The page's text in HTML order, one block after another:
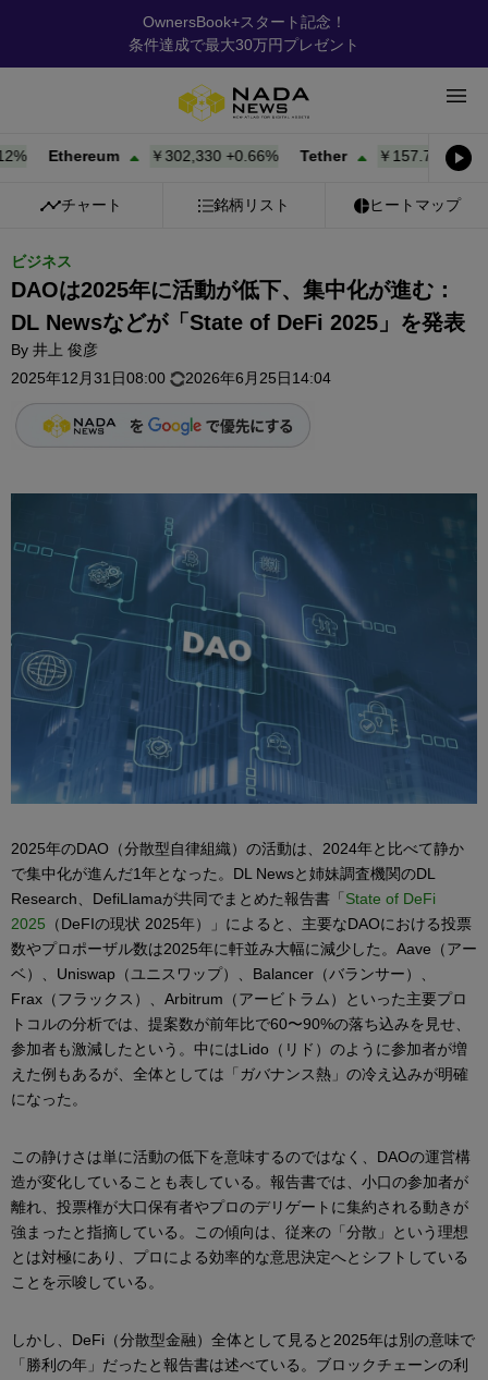
OwnersBook+スタート記念！
条件達成で最大30万円プレゼント
Ethereum ￥302,330+0.66% Tether ￥157.75+0.03%
チャート 銘柄リスト ヒートマップ
ビジネス
DAOは2025年に活動が低下、集中化が進む：
DL Newsなどが「State of DeFi 2025」を発表
By 井上 俊彦
2025年12月31日08:00
2026年6月25日14:04
2025年のDAO（分散型自律組織）の活動は、2024年と比べて静か
で集中化が進んだ1年となった。DL Newsと姉妹調査機関のDL
Research、DefiLlamaが共同でまとめた報告書「 State of DeFi
2025 （DeFIの現状 2025年）」によると、主要なDAOにおける投票
数やプロポーザル数は2025年に軒並み大幅に減少した。Aave（アー
ベ）、Uniswap（ユニスワップ）、Balancer（バランサー）、
Frax（フラックス）、Arbitrum（アービトラム）といった主要プロ
トコルの分析では、提案数が前年比で60〜90%の落ち込みを見せ、
参加者も激減したという。中にはLido（リド）のように参加者が増
えた例もあるが、全体としては「ガバナンス熱」の冷え込みが明確
になった。
この静けさは単に活動の低下を意味するのではなく、DAOの運営構
造が変化していることも表している。報告書では、小口の参加者が
離れ、投票権が大口保有者やプロのデリゲートに集約される動きが
強まったと指摘している。この傾向は、従来の「分散」という理想
とは対極にあり、プロによる効率的な意思決定へとシフトしている
ことを示唆している。
しかし、DeFi（分散型金融）全体として見ると2025年は別の意味で
「勝利の年」だったと報告書は述べている。ブロックチェーンの利